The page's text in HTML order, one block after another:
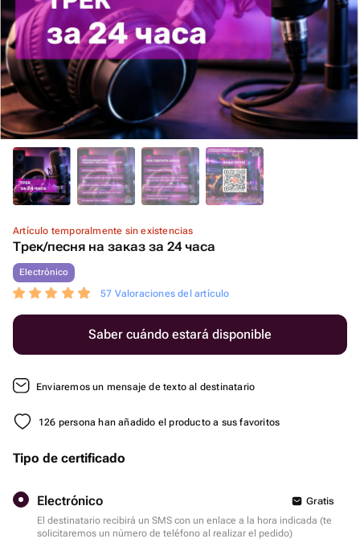
Artículo temporalmente sin existencias
Трек/песня на заказ за 24 часа
Electrónico
57 Valoraciones del artículo
Saber cuándo estará disponible
Enviaremos un mensaje de texto al destinatario
126 persona han añadido el producto a sus favoritos
Tipo de certificado
Electrónico
Gratis
El destinatario recibirá un SMS con un enlace a la hora indicada (te
solicitaremos un número de teléfono al realizar el pedido)